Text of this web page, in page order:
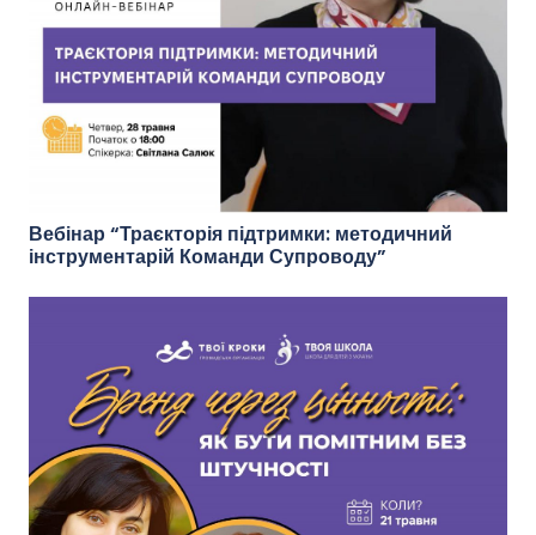
Вебінар “Траєкторія підтримки: методичний
інструментарій Команди Супроводу”